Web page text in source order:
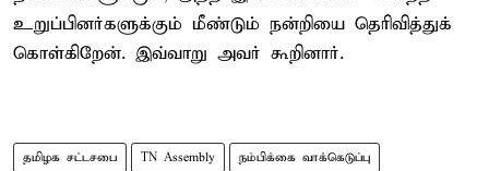
உறுப்பினர்களுக்கும் மீண்டும் நன்றியை தெரிவித்துக்
கொள்கிறேன். இவ்வாறு அவர் கூறினார்.
தமிழக சட்டசபை TN Assembly நம்பிக்கை வாக்கெடுப்பு